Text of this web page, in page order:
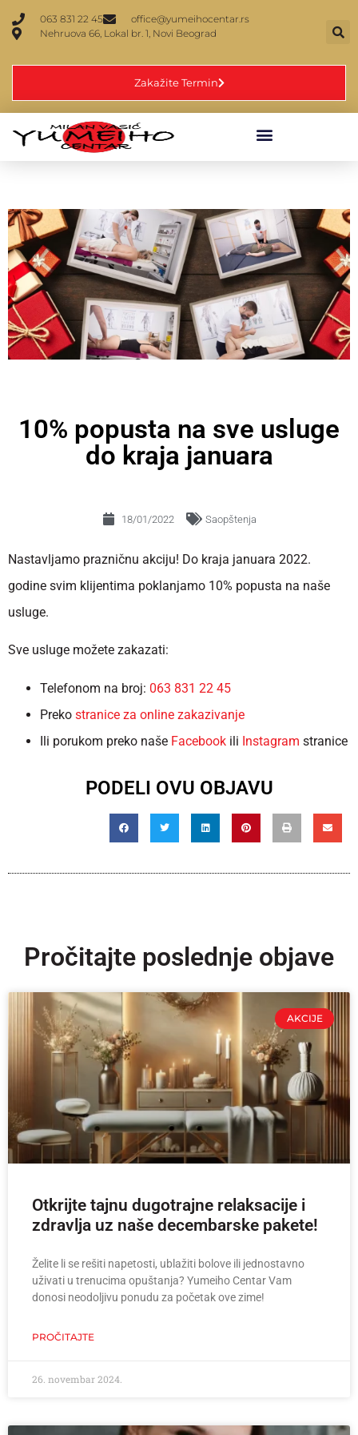
063 831 22 45
office@yumeihocentar.rs
Nehruova 66, Lokal br. 1, Novi Beograd
Zakažite Termin
10% popusta na sve usluge
do kraja januara
18/01/2022 Saopštenja
Nastavljamo prazničnu akciju! Do kraja januara 2022.
godine svim klijentima poklanjamo 10% popusta na naše
usluge.
Sve usluge možete zakazati:
Telefonom na broj: 063 831 22 45
Preko stranice za online zakazivanje
Ili porukom preko naše Facebook ili Instagram stranice
PODELI OVU OBJAVU
Pročitajte poslednje objave
AKCIJE
Otkrijte tajnu dugotrajne relaksacije i
zdravlja uz naše decembarske pakete!
Želite li se rešiti napetosti, ublažiti bolove ili jednostavno
uživati u trenucima opuštanja? Yumeiho Centar Vam
donosi neodoljivu ponudu za početak ove zime!
PROČITAJTE
26. novembar 2024.